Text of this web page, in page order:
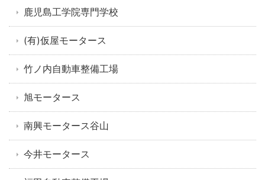
鹿児島工学院専門学校
(有)仮屋モータース
竹ノ内自動車整備工場
旭モータース
南興モータース谷山
今井モータース